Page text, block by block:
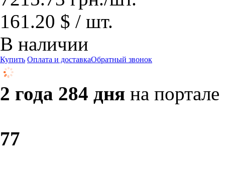
161.20 $ / шт.
В наличии
Купить Оплата и доставкаОбратный звонок
2 года 284 дня на портале
77